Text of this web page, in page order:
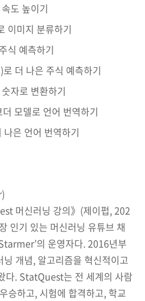
도 높이기
이미지 분류하기
식 예측하기
더 나은 주식 예측하기
자로 변환하기
모델로 언어 번역하기
은 언어 번역하기
머신러닝 강의》(제이펍, 202
인기 있는 머신러닝 유튜브 채
의 운영자다. 2016년부
개념, 알고리즘을 혁신적이고
다. StatQuest는 전 세계의 사람
승하고, 시험에 합격하고, 학교